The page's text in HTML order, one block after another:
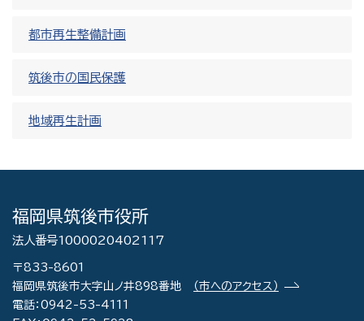
都市再生整備計画
筑後市の国民保護
地域再生計画
福岡県筑後市役所
法人番号1000020402117
〒833-8601
福岡県筑後市大字山ノ井898番地
（市へのアクセス）
電話：0942-53-4111